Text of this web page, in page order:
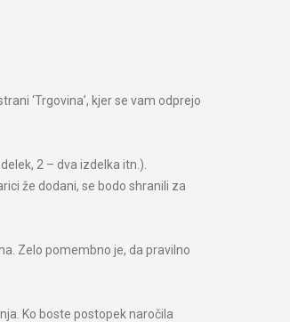
‘Trgovina’, kjer se vam odprejo
2 – dva izdelka itn.).
že dodani, se bodo shranili za
Zelo pomembno je, da pravilno
Ko boste postopek naročila